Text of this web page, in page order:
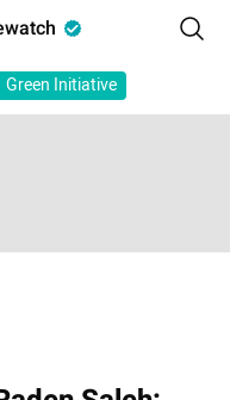
Green Initiative